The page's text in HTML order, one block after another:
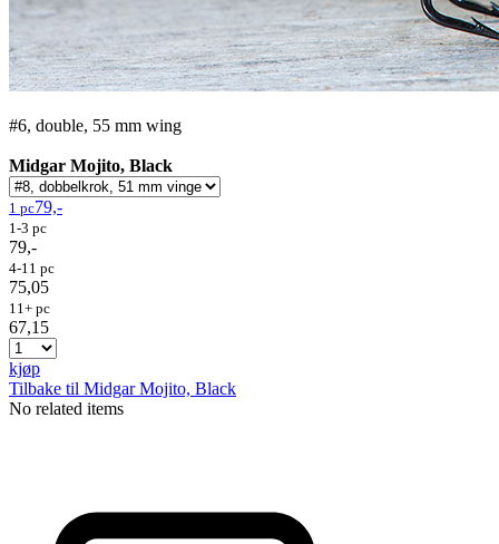
#6, double, 55 mm wing
Midgar Mojito, Black
1 pc79,-
1-3 pc
79,-
4-11 pc
75,05
11+ pc
67,15
kjøp
Tilbake til Midgar Mojito, Black
No related items